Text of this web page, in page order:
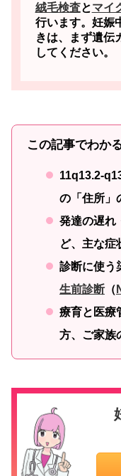
絨毛検査とマイ
行います。妊娠
きは、まず遺伝
してください。
この記事でわか
11q13.2-
の「住所」
発達の遅れ
ど、主な症
診断に使う
生前診断（
療育と医療
方、ご家族